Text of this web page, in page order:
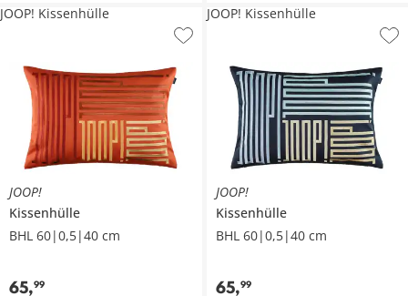
JOOP!
Kissenhülle
BHL 60|0,5|40 cm
65,99
JOOP! Kissenhülle
JOOP!
Kissenhülle
BHL 60|0,5|40 cm
65,99
JOOP! Kissenhülle